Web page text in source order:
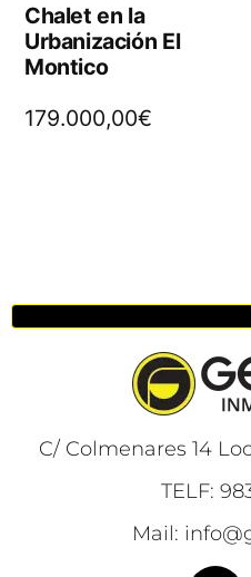
Chalet en la
Urbanización El
Montico
179.000,00€
C/ Colmenares 14
TELF:
Mail: